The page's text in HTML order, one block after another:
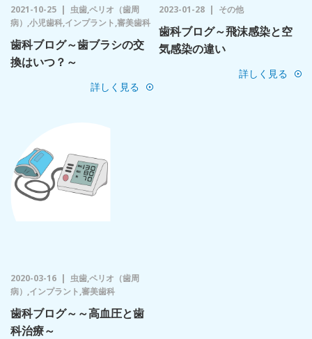
2021-10-25
虫歯,ペリオ（歯周
病）,小児歯科,インプラント,審美歯科
歯科ブログ～歯ブラシの交
換はいつ？～
詳しく見る
2023-01-28 その他
歯科ブログ～飛沫感染と空
気感染の違い
詳しく見る
2020-03-16
虫歯,ペリオ（歯周
病）,インプラント,審美歯科
歯科ブログ～～高血圧と歯
科治療～